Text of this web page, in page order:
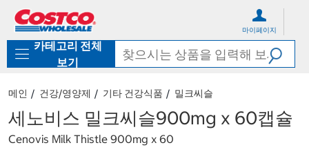
로
기
가
마이페이지
카테고리 전체
보기
메인 건강/영양제 기타 건강식품 밀크씨슬
세노비스 밀크씨슬900mg x 60캡슐
Cenovis Milk Thistle 900mg x 60